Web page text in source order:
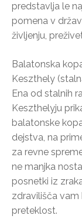
predstavlja le
pomena v
življenju,
Balatonska
Keszthely
Ena od stalnih
Keszthelyju
balatonske
dejstva, na
za revne
ne manjka
posnetki iz
zdravilišča
preteklost.